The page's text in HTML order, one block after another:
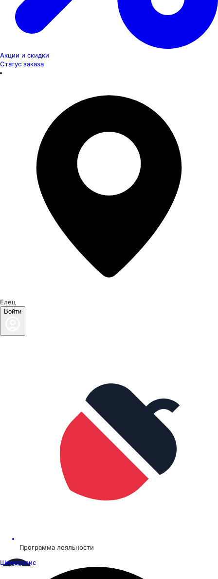
Акции и скидки
Статус заказа
Елец
Войти
Программа лояльности
Шинсервис